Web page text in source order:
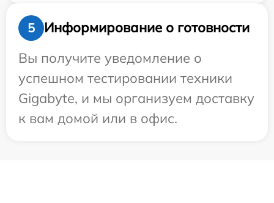
5
Информирование о готовности
Вы получите уведомление о
успешном тестировании техники
Gigabyte, и мы организуем доставку
к вам домой или в офис.